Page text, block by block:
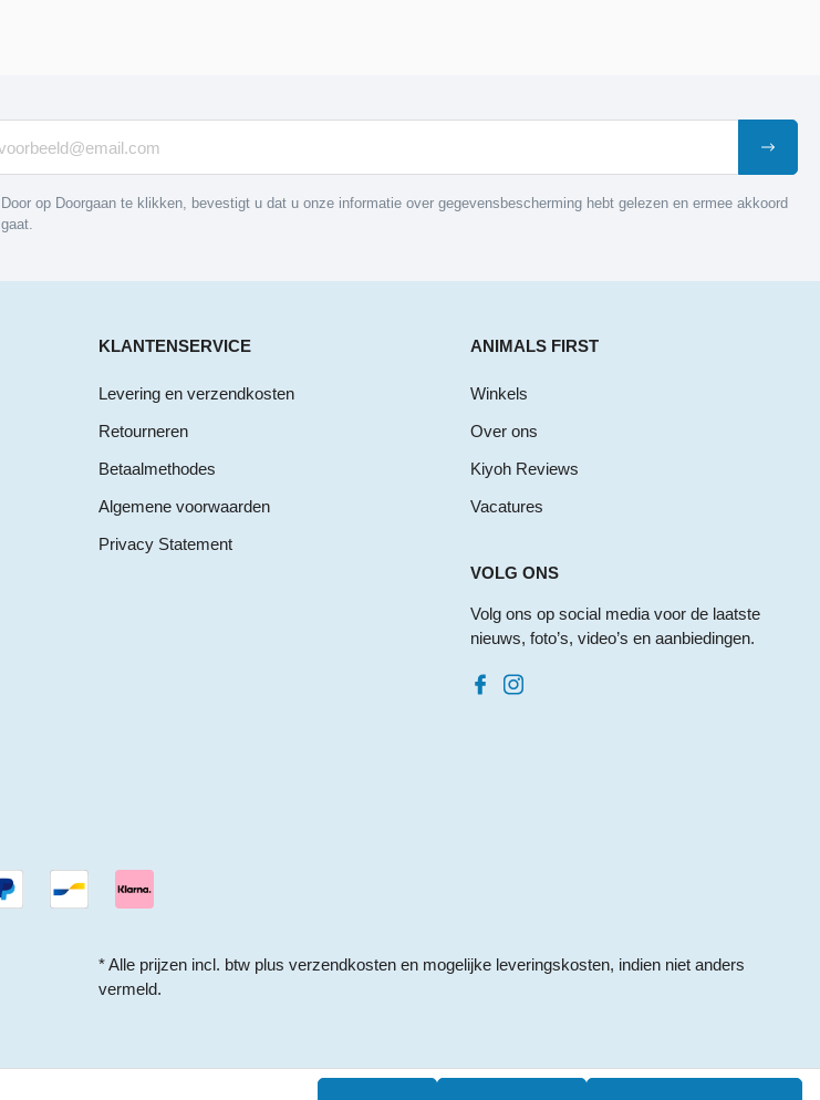
Door op Doorgaan te klikken, bevestigt u dat u onze informatie over gegevensbescherming hebt gelezen en ermee akkoord
gaat.
KLANTENSERVICE
Levering en verzendkosten
Retourneren
Betaalmethodes
Algemene voorwaarden
Privacy Statement
ANIMALS FIRST
Winkels
Over ons
Kiyoh Reviews
Vacatures
VOLG ONS
Volg ons op social media voor de laatste
nieuws, foto’s, video’s en aanbiedingen.
* Alle prijzen incl. btw plus verzendkosten en mogelijke leveringskosten, indien niet anders
vermeld.